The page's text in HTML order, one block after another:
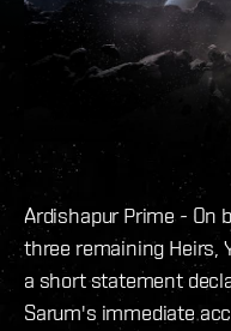
Ardishapur Prime - On
three remaining Heirs,
a short statement
Sarum's immediate